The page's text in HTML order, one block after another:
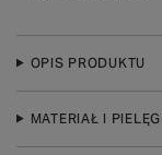
OPIS PRODUKTU
MATERIAŁ I